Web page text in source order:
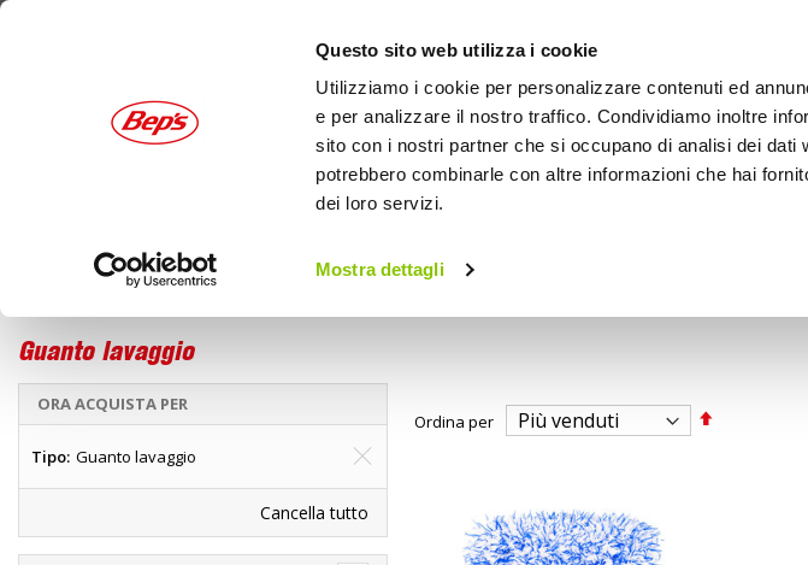
Questo sito web utilizza i cookie
Utilizziamo i cookie per personalizzare contenuti ed
e per analizzare il nostro traffico. Condividiamo inoltre
sito con i nostri partner che si occupano di analisi dei dati
potrebbero combinarle con altre informazioni che hai
dei loro servizi.
Mostra dettagli
Guanto lavaggio
Ordina per
Imposta
ORA ACQUISTA PER
Tipo Guanto lavaggio
Cancella tutto